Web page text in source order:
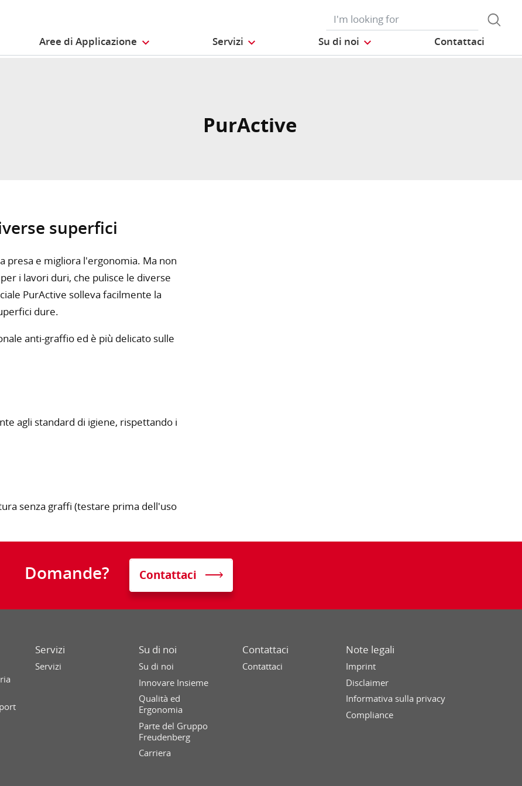
Aree di Applicazione Servizi Su di noi Contattaci
PurActive
superfici
presa e migliora l'ergonomia. Ma non
i lavori duri, che pulisce le diverse
PurActive solleva facilmente la
dure.
anti-graffio ed è più delicato sulle
agli standard di igiene, rispettando i
senza graffi (testare prima dell'uso
Domande? Contattaci
Servizi
Servizi
Su di noi
Su di noi
Innovare Insieme
Qualità ed
Ergonomia
Parte del Gruppo
Freudenberg
Carriera
Contattaci
Contattaci
Note legali
Imprint
Disclaimer
Informativa sulla privacy
Compliance